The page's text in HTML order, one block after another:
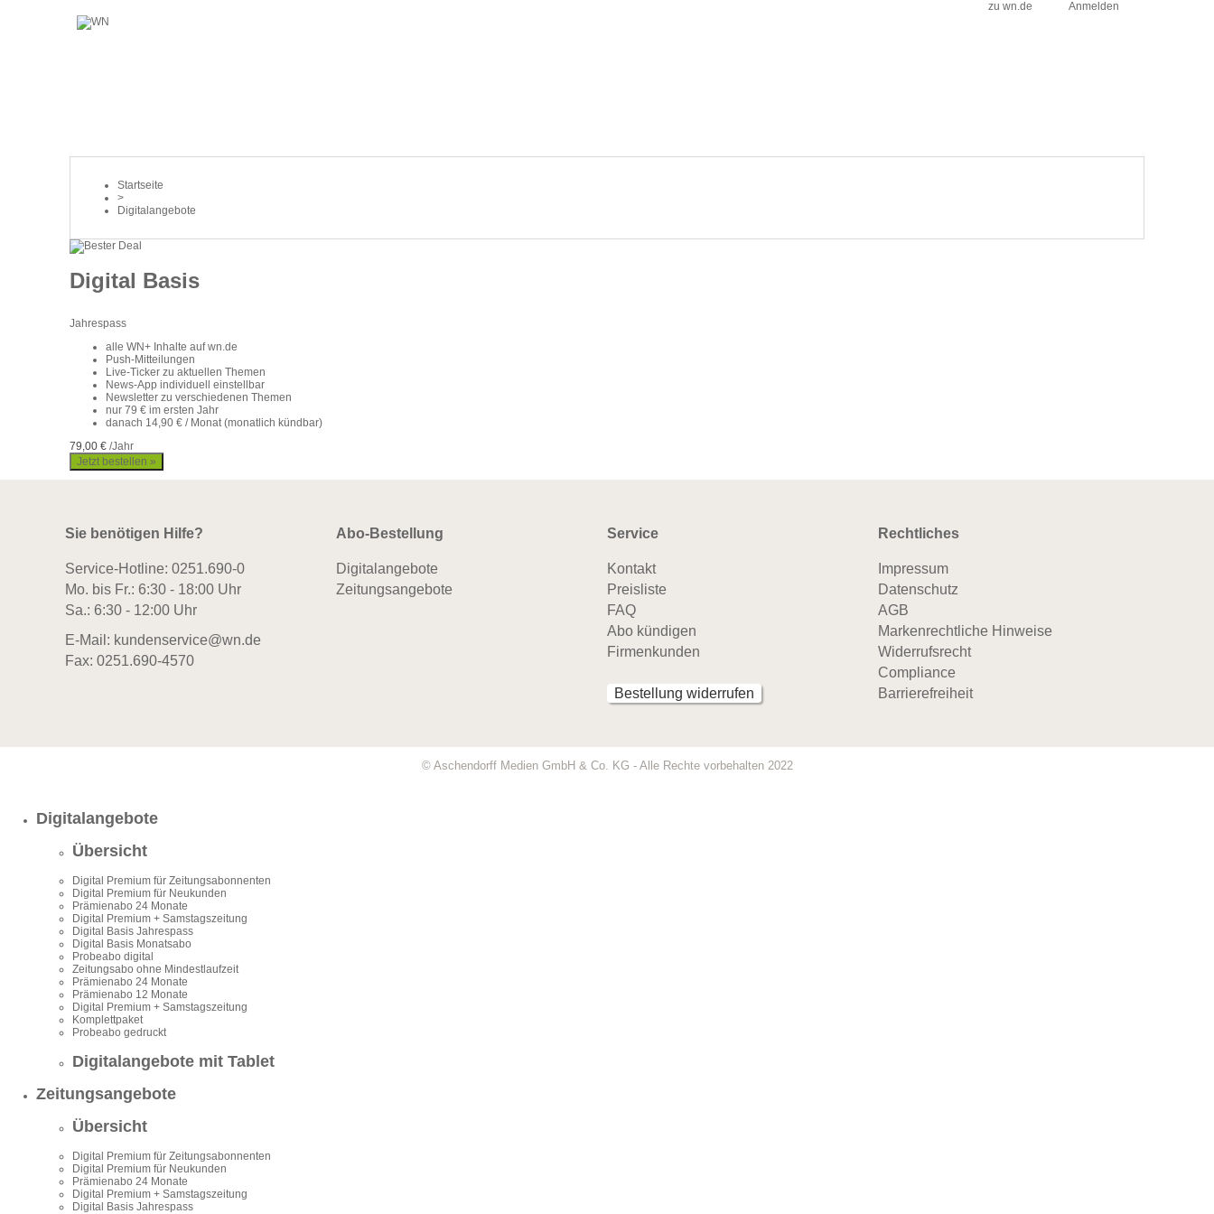
zu wn.de Anmelden
Startseite
>
Digitalangebote
Digital Basis
Jahrespass
alle WN+ Inhalte auf wn.de
Push-Mitteilungen
Live-Ticker zu aktuellen Themen
News-App individuell einstellbar
Newsletter zu verschiedenen Themen
nur 79 € im ersten Jahr
danach 14,90 € / Monat (monatlich kündbar)
79,00 € /Jahr
Sie benötigen Hilfe?
Service-Hotline: 0251.690-0
Mo. bis Fr.: 6:30 - 18:00 Uhr
Sa.: 6:30 - 12:00 Uhr
E-Mail: kundenservice@wn.de
Fax: 0251.690-4570
Abo-Bestellung
Digitalangebote
Zeitungsangebote
Service
Kontakt
Preisliste
FAQ
Abo kündigen
Firmenkunden
Bestellung widerrufen
Rechtliches
Impressum
Datenschutz
AGB
Markenrechtliche Hinweise
Widerrufsrecht
Compliance
Barrierefreiheit
© Aschendorff Medien GmbH & Co. KG - Alle Rechte vorbehalten 2022
Digitalangebote
Übersicht
Digital Premium für Zeitungsabonnenten
Digital Premium für Neukunden
Prämienabo 24 Monate
Digital Premium + Samstagszeitung
Digital Basis Jahrespass
Digital Basis Monatsabo
Probeabo digital
Zeitungsabo ohne Mindestlaufzeit
Prämienabo 24 Monate
Prämienabo 12 Monate
Digital Premium + Samstagszeitung
Komplettpaket
Probeabo gedruckt
Digitalangebote mit Tablet
Zeitungsangebote
Übersicht
Digital Premium für Zeitungsabonnenten
Digital Premium für Neukunden
Prämienabo 24 Monate
Digital Premium + Samstagszeitung
Digital Basis Jahrespass